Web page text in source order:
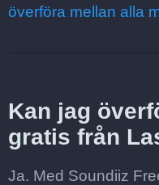
överföra mellan alla
Kan jag
gratis från
Ja. Med Soundiiz